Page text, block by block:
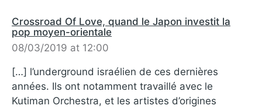
Crossroad Of Love, quand le Japon investit la
pop moyen-orientale
08/03/2019 at 12:00
[…] l’underground israélien de ces dernières
années. Ils ont notamment travaillé avec le
Kutiman Orchestra, et les artistes d’origines